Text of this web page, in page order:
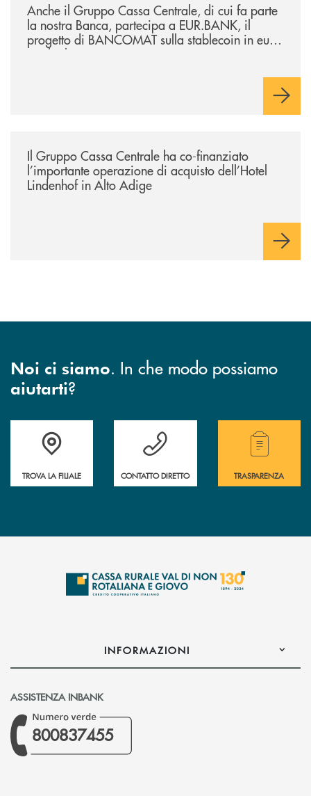
Anche il Gruppo Cassa Centrale, di cui fa parte
la nostra Banca, partecipa a EUR.BANK, il
progetto di BANCOMAT sulla stablecoin in euro
e sul relativo ecosistema
Il Gruppo Cassa Centrale ha co-finanziato
l’importante operazione di acquisto dell’Hotel
Lindenhof in Alto Adige
Noi ci siamo. In che modo possiamo
aiutarti?
Accedi all' elenco completo di indirizzo, telefono e mail delle nostre
TROVA LA FILIALE
Hai bisogno di assistenza immediata?
CONTATTO DIRETTO
Hai bisogno di
TRASPARENZA
INFORMAZIONI
ASSISTENZA INBANK
800837455